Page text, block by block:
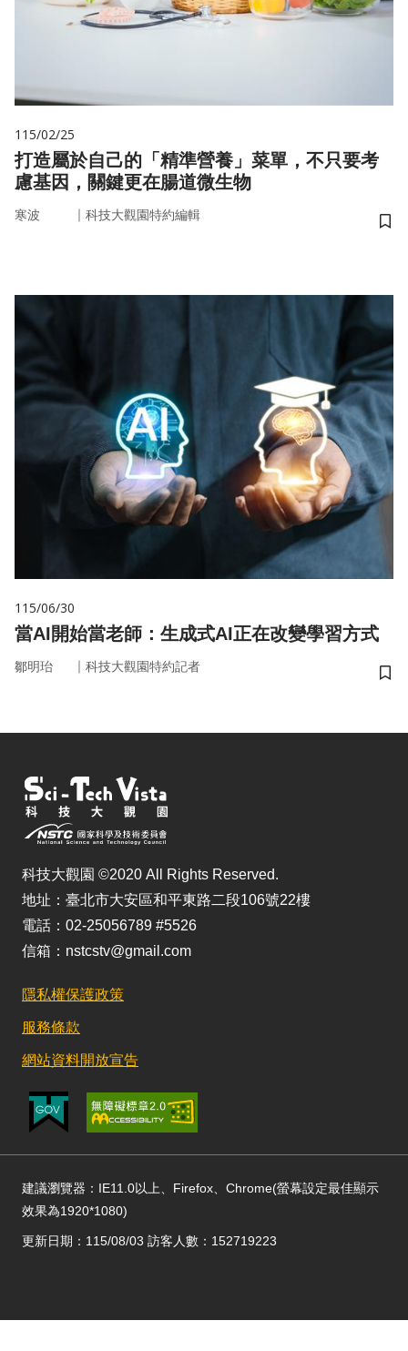
115/02/25
打造屬於自己的「精準營養」菜單，不只要考
慮基因，關鍵更在腸道微生物
寒波 ｜ 科技大觀園特約編輯
儲
115/06/30
當AI開始當老師：生成式AI正在改變學習方式
鄒明珆 ｜ 科技大觀園特約記者
儲
科技大觀園 ©2020 All Rights Reserved.
地址：臺北市大安區和平東路二段106號22樓
電話：02-25056789 #5526
信箱：nstcstv@gmail.com
隱私權保護政策
服務條款
網站資料開放宣告
建議瀏覽器：IE11.0以上、Firefox、Chrome(螢幕設定最佳顯示
效果為1920*1080)
更新日期：115/08/03 訪客人數：152719223